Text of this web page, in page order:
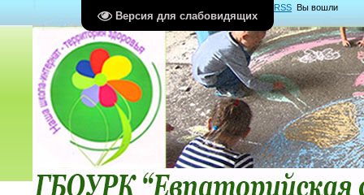
Версия для слабовидящих
RSS Вы вошли
какГость Группа "Гости"